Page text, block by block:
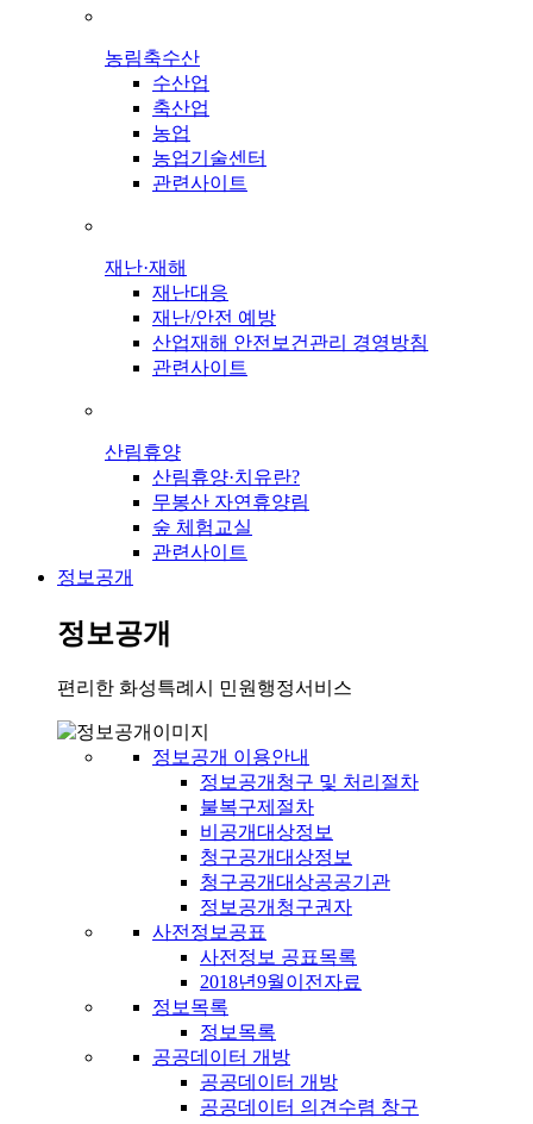
농림축수산
수산업
축산업
농업
농업기술센터
관련사이트
재난·재해
재난대응
재난/안전 예방
산업재해 안전보건관리 경영방침
관련사이트
산림휴양
산림휴양·치유란?
무봉산 자연휴양림
숲 체험교실
관련사이트
정보공개
정보공개
편리한 화성특례시 민원행정서비스
정보공개 이용안내
정보공개청구 및 처리절차
불복구제절차
비공개대상정보
청구공개대상정보
청구공개대상공공기관
정보공개청구권자
사전정보공표
사전정보 공표목록
2018년9월이전자료
정보목록
정보목록
공공데이터 개방
공공데이터 개방
공공데이터 의견수렴 창구